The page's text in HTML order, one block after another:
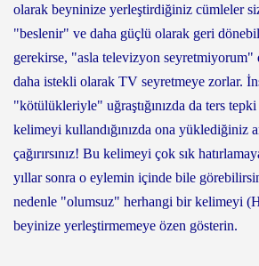
olarak beyninize yerleştirdiğiniz cümleler
"beslenir" ve daha güçlü olarak geri
gerekirse, "asla televizyon
daha istekli olarak TV seyretmeye zorlar.
"kötülükleriyle" uğraştığınızda da ters
kelimeyi kullandığınızda ona yüklediğiniz
çağırırsınız! Bu kelimeyi çok sık
yıllar sonra o eylemin içinde bile
nedenle "olumsuz" herhangi bir kelimeyi
beyinize yerleştirmemeye özen gösterin.